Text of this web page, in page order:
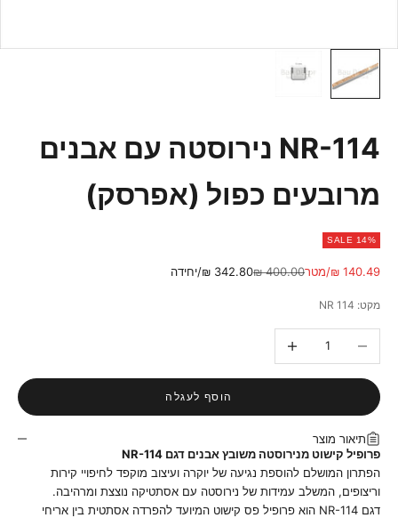
NR-114 נירוסטה עם אבנים
מרובעים כפול (אפרסק)
SALE 14%
מחיר מבצע
140.49 ₪/מטר מחיר רגיל
400.00 ₪ 342.80 ₪/יחידה
מקט: NR 114
הוסף לעגלה
תיאור מוצר
פרופיל קישוט מנירוסטה משובץ אבנים דגם NR-114
הפתרון המושלם להוספת נגיעה של יוקרה ועיצוב מוקפד לחיפויי קירות
וריצופים, המשלב עמידות של נירוסטה עם אסתטיקה נוצצת ומרהיבה.
דגם NR-114 הוא פרופיל פס קישוט המיועד להפרדה אסתטית בין אריחי